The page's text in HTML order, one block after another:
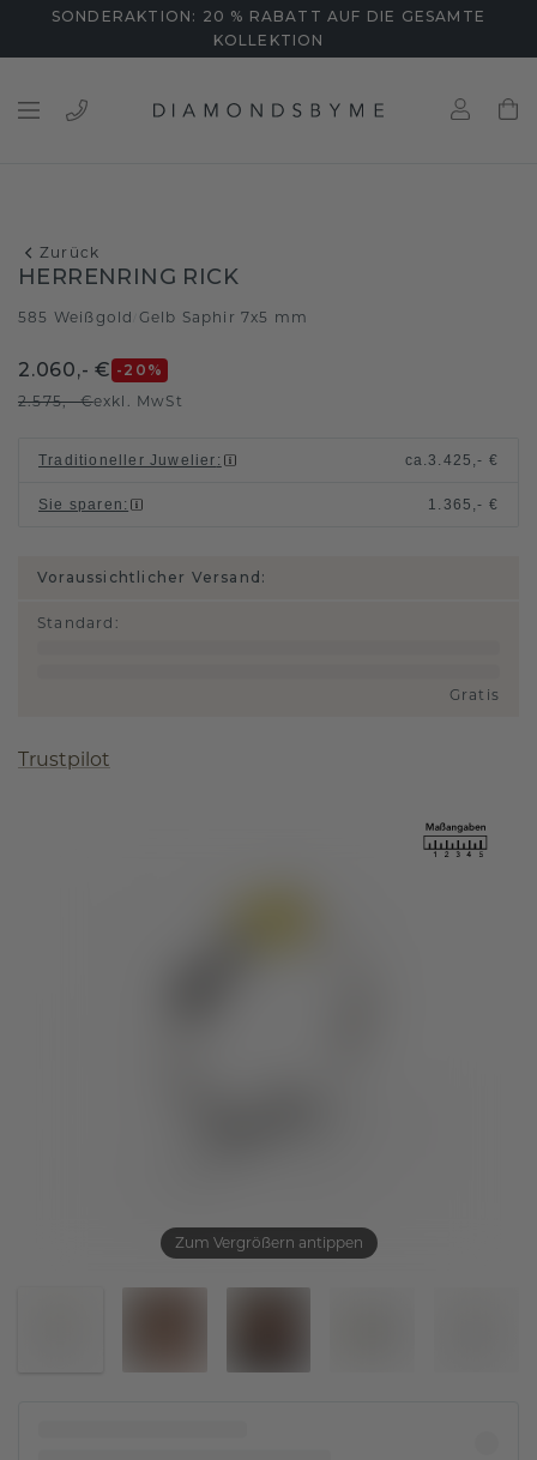
SONDERAKTION: 20 % RABATT AUF DIE GESAMTE
KOLLEKTION
Zurück
Zum Vergrößern antippen
HERRENRING RICK
585 Weißgold Gelb Saphir 7x5 mm
2.060,- € -20 %
2.575,- €exkl. MwSt
Traditioneller Juwelier : ca.3.425,- €
Sie sparen : 1.365,- €
Voraussichtlicher Versand:
Standard :
Gratis
Trustpilot